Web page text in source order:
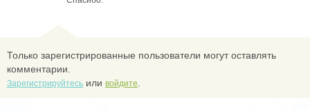
Только зарегистрированные пользователи могут оставлять
комментарии.
Зарегистрируйтесь или войдите